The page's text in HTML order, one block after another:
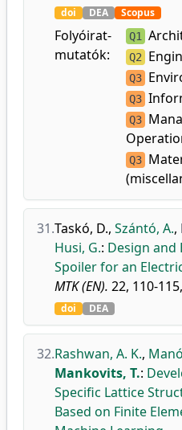
doi DEA Scopus
Folyóirat-
mutatók:
Q1
Q2
Q3
Q3
Q3
Q3
31.Taskó, D., Szántó, A.,
Husi, G.: Design and
Spoiler for an
MTK (EN). 22, 110-
doi DEA
32.Rashwan, A. K.,
Mankovits, T.:
Specific Lattice
Based on Finite